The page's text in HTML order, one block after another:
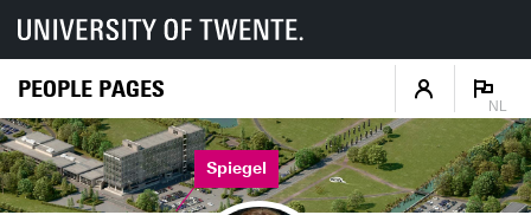
PEOPLE PAGES
NL
Spiegel